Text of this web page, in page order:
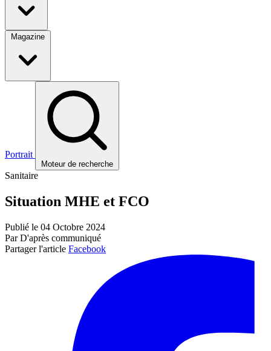
Magazine
Portrait
Moteur de recherche
Sanitaire
Situation MHE et FCO
Publié le 04 Octobre 2024
Par D'après communiqué
Partager l'article Facebook